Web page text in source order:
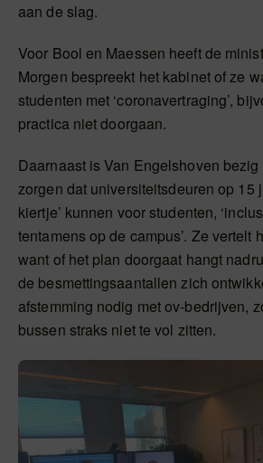
aan de slag.
Voor Bool en Maessen heeft de
Morgen bespreekt het kabinet of ze
studenten met ‘coronavertraging’,
practica niet doorgaan.
Daarnaast is Van Engelshoven bezig
zorgen dat universiteitsdeuren op 15
kiertje’ kunnen voor studenten,
tentamens op de campus’. Ze vertelt
want of het plan doorgaat hangt
de besmettingsaantallen zich
afstemming nodig met ov-bedrijven,
bussen straks niet te vol zitten.